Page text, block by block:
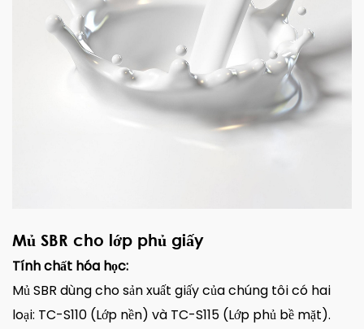
Mủ SBR cho lớp phủ giấy
Tính chất hóa học:
Mủ SBR dùng cho sản xuất giấy của chúng tôi có hai
loại: TC-S110 (Lớp nền) và TC-S115 (Lớp phủ bề mặt).